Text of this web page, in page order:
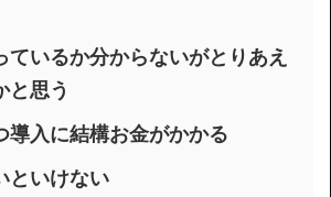
ているか分からないがとりあえ
と思う
導入に結構お金がかかる
といけない